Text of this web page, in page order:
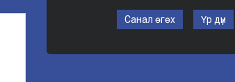
Санал өгөх Үр дүн